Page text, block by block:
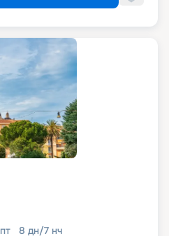
пт 8 дн/7 нч